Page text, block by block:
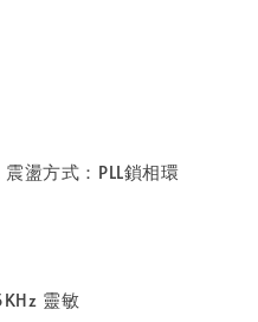
盪方式：PLL鎖相環
靈敏